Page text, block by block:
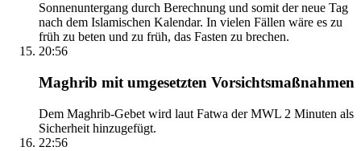
Sonnenuntergang durch Berechnung und somit der neue Tag
nach dem Islamischen Kalendar. In vielen Fällen wäre es zu
früh zu beten und zu früh, das Fasten zu brechen.
20:56
Maghrib mit umgesetzten Vorsichtsmaßnahmen
Dem Maghrib-Gebet wird laut Fatwa der MWL 2 Minuten als
Sicherheit hinzugefügt.
22:56